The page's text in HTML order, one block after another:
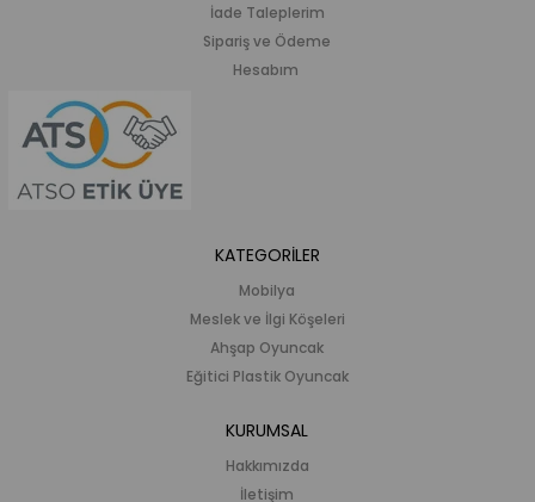
İade Taleplerim
Sipariş ve Ödeme
Hesabım
KATEGORİLER
Mobilya
Meslek ve İlgi Köşeleri
Ahşap Oyuncak
Eğitici Plastik Oyuncak
KURUMSAL
Hakkımızda
İletişim